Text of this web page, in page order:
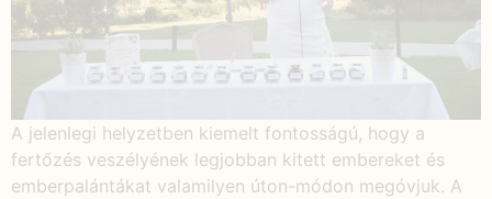
A jelenlegi helyzetben kiemelt fontosságú, hogy a
fertőzés veszélyének legjobban kitett embereket és
emberpalántákat valamilyen úton-módon megóvjuk. A